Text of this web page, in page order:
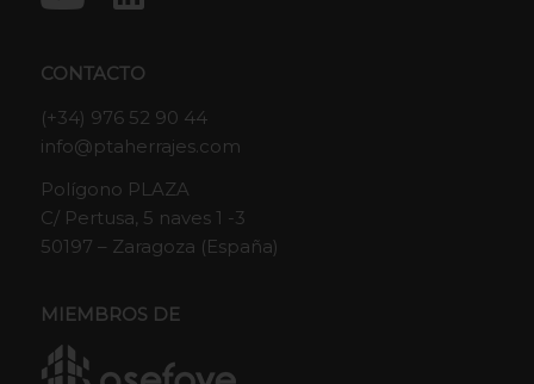
CONTACTO
(+34) 976 52 90 44
info@ptaherrajes.com
Polígono PLAZA
C/ Pertusa, 5 naves 1 -3
50197 – Zaragoza (España)
MIEMBROS DE